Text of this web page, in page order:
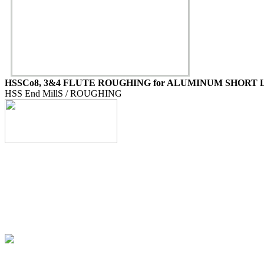
HSSCo8, 3&4 FLUTE ROUGHING for ALUMINUM SHORT
HSS End MillS / ROUGHING